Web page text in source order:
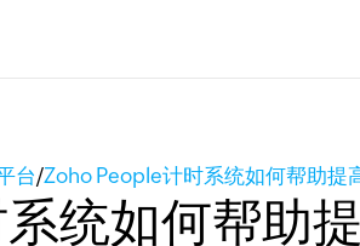
台/Zoho People计时系统如何帮助提
统如何帮助